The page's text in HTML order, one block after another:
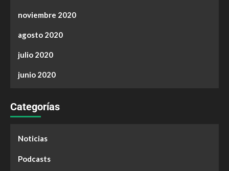
noviembre 2020
agosto 2020
julio 2020
junio 2020
Categorías
Noticias
Podcasts